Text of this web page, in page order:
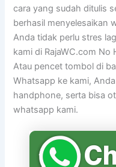
cara yang sudah ditulis
berhasil menyelesaikan
Anda tidak perlu stres
kami di RajaWC.com
Atau pencet tombol di
Whatsapp ke kami,
handphone, serta bisa
whatsapp kami.